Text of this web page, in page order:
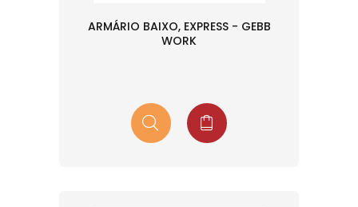
ARMÁRIO BAIXO, EXPRESS - GEBB
WORK